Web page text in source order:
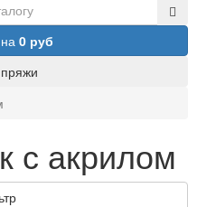
на 0 руб
с акрилом